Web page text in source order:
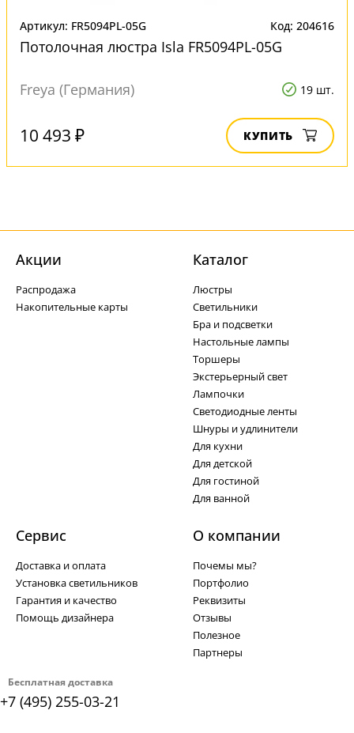
Артикул: FR5094PL-05G Код: 204616
Потолочная люстра Isla FR5094PL-05G
Freya (Германия) 19 шт.
10 493 ₽ КУПИТЬ
Бесплатная доставка
+7 (495) 255-03-21
Акции
Распродажа
Накопительные карты
Каталог
Люстры
Светильники
Бра и подсветки
Настольные лампы
Торшеры
Экстерьерный свет
Лампочки
Светодиодные ленты
Шнуры и удлинители
Для кухни
Для детской
Для гостиной
Для ванной
Сервис
Доставка и оплата
Установка светильников
Гарантия и качество
Помощь дизайнера
О компании
Почемы мы?
Портфолио
Реквизиты
Отзывы
Полезное
Партнеры